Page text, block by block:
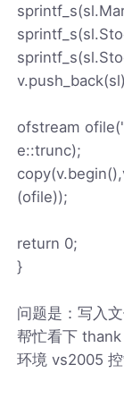
ofstream
e::trunc);
(ofile));
return 0;
}
问题是：写入
帮忙看下 thank
环境 vs2005 控